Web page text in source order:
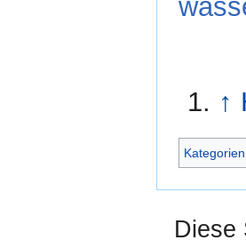
↑
Kategorien
Diese